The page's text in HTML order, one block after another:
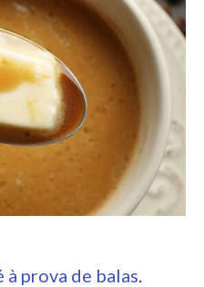
à prova de balas.